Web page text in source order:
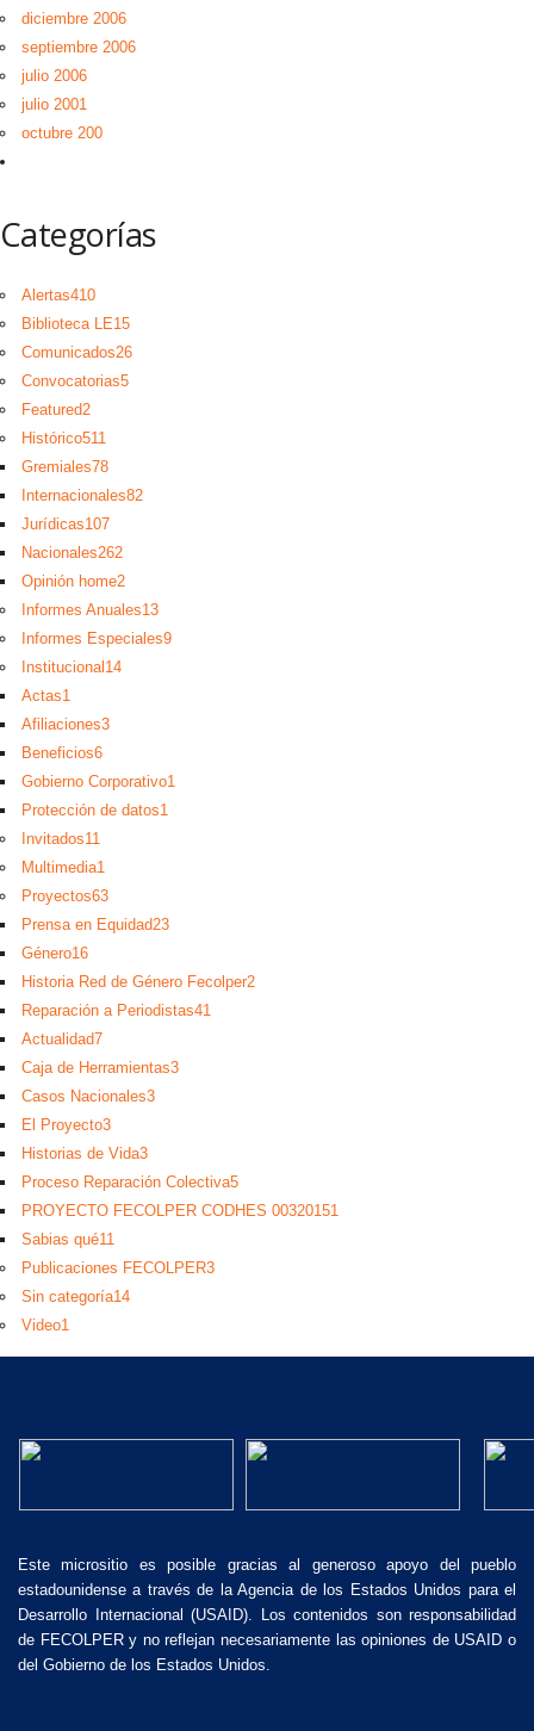
diciembre 2006
septiembre 2006
julio 2006
julio 2001
octubre 200
Categorías
Alertas410
Biblioteca LE15
Comunicados26
Convocatorias5
Featured2
Histórico511
Gremiales78
Internacionales82
Jurídicas107
Nacionales262
Opinión home2
Informes Anuales13
Informes Especiales9
Institucional 14
Actas1
Afiliaciones3
Beneficios6
Gobierno Corporativo1
Protección de datos1
Invitados11
Multimedia1
Proyectos63
Prensa en Equidad23
Género16
Historia Red de Género Fecolper2
Reparación a Periodistas41
Actualidad7
Caja de Herramientas3
Casos Nacionales3
El Proyecto3
Historias de Vida3
Proceso Reparación Colectiva5
PROYECTO FECOLPER CODHES 00320151
Sabias qué11
Publicaciones FECOLPER3
Sin categoría14
Video1
Este micrositio es posible gracias al generoso apoyo del pueblo
estadounidense a través de la Agencia de los Estados Unidos para el
Desarrollo Internacional (USAID). Los contenidos son responsabilidad
de FECOLPER y no reflejan necesariamente las opiniones de USAID o
del Gobierno de los Estados Unidos.